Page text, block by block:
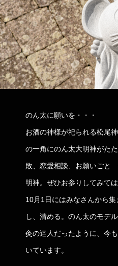
のん太に願いを・・・
お酒の神様が祀られる松尾
の一角にのん太大明神がた
敗、恋愛相談、お願いごと
明神。ぜひお参りしてみて
10月1日にはみなさんから
し、清める。のん太のモデ
灸の達人だったように、今
いています。